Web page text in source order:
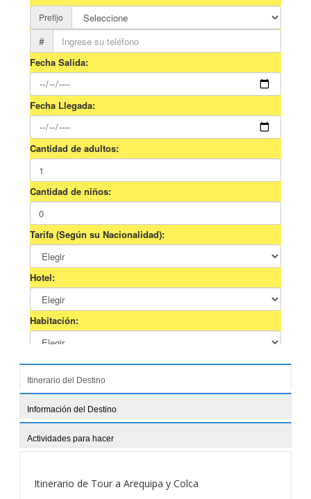
Itinerario del Destino
Información del Destino
Actividades para hacer
Itinerario de Tour a Arequipa y Colca